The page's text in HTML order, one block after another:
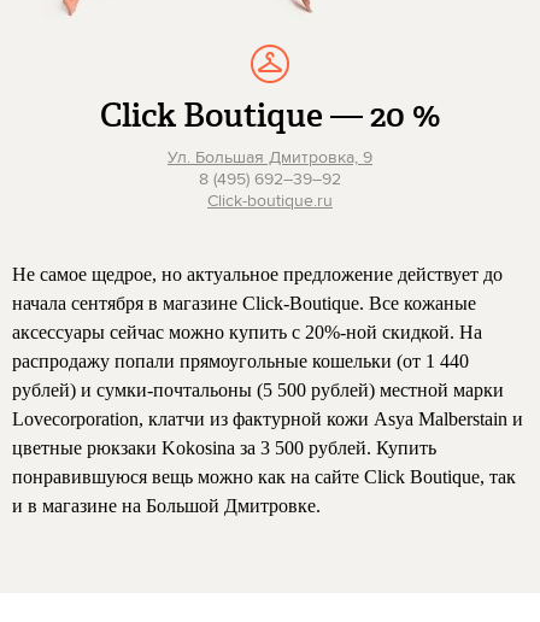
Click Boutique — 20 %
Ул. Большая Дмитровка, 9
8 (495) 692–39–92
Click-boutique.ru
Не самое щедрое, но актуальное предложение действует до
начала сентября в магазине Click-Boutique. Все кожаные
аксессуары сейчас можно купить с 20%-ной скидкой. На
распродажу попали прямоугольные кошельки (от 1 440
рублей) и сумки-почтальоны (5 500 рублей) местной марки
Lovecorporation, клатчи из фактурной кожи Asya Malberstain и
цветные рюкзаки Kokosina за 3 500 рублей. Купить
понравившуюся вещь можно как на сайте Click Boutique, так
и в магазине на Большой Дмитровке.